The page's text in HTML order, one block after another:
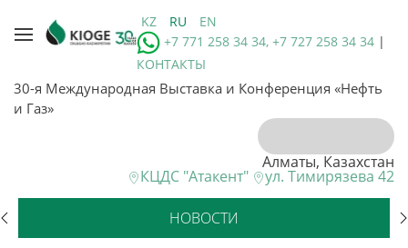
KZ RU
EN
+7 771 258 34 34, +7 727 258 34 34 |
КОНТАКТЫ
30-я Международная Выставка и Конференция «Нефть
и Газ»
Алматы, Казахстан
КЦДС "Атакент" ул. Тимирязева 42
НОВОСТИ